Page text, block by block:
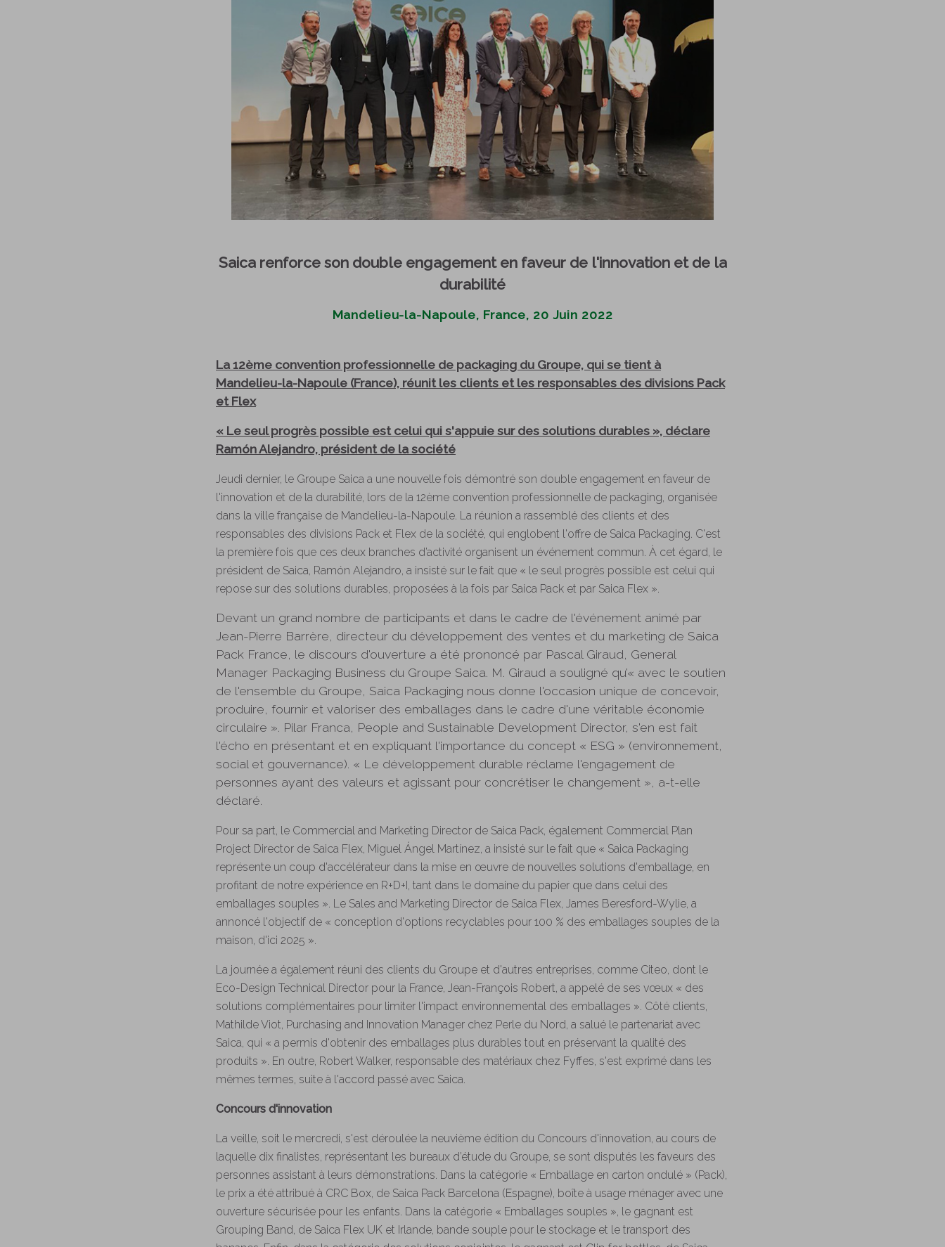
Saica renforce son double engagement en faveur de l'innovation et de la
durabilité
Mandelieu-la-Napoule, France, 20 Juin 2022
La 12ème convention professionnelle de packaging du Groupe, qui se tient à
Mandelieu-la-Napoule (France), réunit les clients et les responsables des divisions Pack
et Flex
« Le seul progrès possible est celui qui s'appuie sur des solutions durables », déclare
Ramón Alejandro, président de la société
Jeudi dernier, le Groupe Saica a une nouvelle fois démontré son double engagement en faveur de
l'innovation et de la durabilité, lors de la 12ème convention professionnelle de packaging, organisée
dans la ville française de Mandelieu-la-Napoule. La réunion a rassemblé des clients et des
responsables des divisions Pack et Flex de la société, qui englobent l'offre de Saica Packaging. C'est
la première fois que ces deux branches d’activité organisent un événement commun. À cet égard, le
président de Saica, Ramón Alejandro, a insisté sur le fait que « le seul progrès possible est celui qui
repose sur des solutions durables, proposées à la fois par Saica Pack et par Saica Flex ».
Devant un grand nombre de participants et dans le cadre de l'événement animé par
Jean-Pierre Barrère, directeur du développement des ventes et du marketing de Saica
Pack France, le discours d'ouverture a été prononcé par Pascal Giraud, General
Manager Packaging Business du Groupe Saica. M. Giraud a souligné qu’« avec le soutien
de l'ensemble du Groupe, Saica Packaging nous donne l'occasion unique de concevoir,
produire, fournir et valoriser des emballages dans le cadre d'une véritable économie
circulaire ». Pilar Franca, People and Sustainable Development Director, s'en est fait
l'écho en présentant et en expliquant l'importance du concept « ESG » (environnement,
social et gouvernance). « Le développement durable réclame l'engagement de
personnes ayant des valeurs et agissant pour concrétiser le changement », a-t-elle
déclaré.
Pour sa part, le Commercial and Marketing Director de Saica Pack, également Commercial Plan
Project Director de Saica Flex, Miguel Ángel Martínez, a insisté sur le fait que « Saica Packaging
représente un coup d'accélérateur dans la mise en œuvre de nouvelles solutions d'emballage, en
profitant de notre expérience en R+D+I, tant dans le domaine du papier que dans celui des
emballages souples ». Le Sales and Marketing Director de Saica Flex, James Beresford-Wylie, a
annoncé l'objectif de « conception d'options recyclables pour 100 % des emballages souples de la
maison, d'ici 2025 ».
La journée a également réuni des clients du Groupe et d'autres entreprises, comme Citeo, dont le
Eco-Design Technical Director pour la France, Jean-François Robert, a appelé de ses vœux « des
solutions complémentaires pour limiter l'impact environnemental des emballages ». Côté clients,
Mathilde Viot, Purchasing and Innovation Manager chez Perle du Nord, a salué le partenariat avec
Saica, qui « a permis d'obtenir des emballages plus durables tout en préservant la qualité des
produits ». En outre, Robert Walker, responsable des matériaux chez Fyffes, s'est exprimé dans les
mêmes termes, suite à l'accord passé avec Saica.
Concours d'innovation
La veille, soit le mercredi, s'est déroulée la neuvième édition du Concours d'innovation, au cours de
laquelle dix finalistes, représentant les bureaux d’étude du Groupe, se sont disputés les faveurs des
personnes assistant à leurs démonstrations. Dans la catégorie « Emballage en carton ondulé » (Pack),
le prix a été attribué à CRC Box, de Saica Pack Barcelona (Espagne), boîte à usage ménager avec une
ouverture sécurisée pour les enfants. Dans la catégorie « Emballages souples », le gagnant est
Grouping Band, de Saica Flex UK et Irlande, bande souple pour le stockage et le transport des